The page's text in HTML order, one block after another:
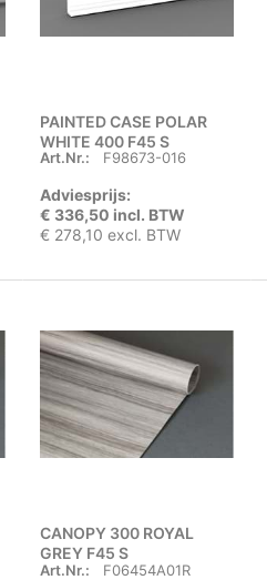
PAINTED CASE POLAR
WHITE 400 F45 S
Art.Nr.: F98673-016
Adviesprijs:
€ 336,50 incl. BTW
€ 278,10 excl. BTW
CANOPY 300 ROYAL
GREY F45 S
Art.Nr.: F06454A01R